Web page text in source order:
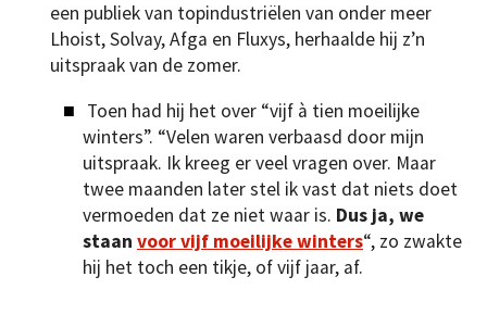
een publiek van topindustriëlen van onder meer
Lhoist, Solvay, Afga en Fluxys, herhaalde hij z’n
uitspraak van de zomer.
Toen had hij het over “vijf à tien moeilijke
winters”. “Velen waren verbaasd door mijn
uitspraak. Ik kreeg er veel vragen over. Maar
twee maanden later stel ik vast dat niets doet
vermoeden dat ze niet waar is. Dus ja, we
staan voor vijf moeilijke winters“, zo zwakte
hij het toch een tikje, of vijf jaar, af.